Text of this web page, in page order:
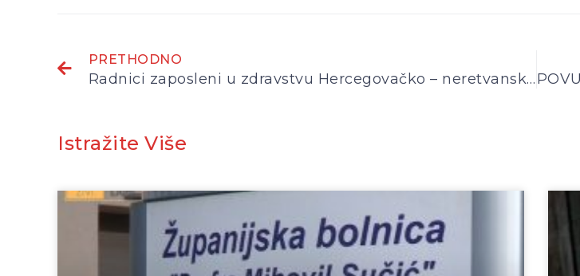
PRETHODNO
Radnici zaposleni u zdravstvu Hercegovačko – neretvanske županije stupaju u generalni štrajk
Istražite Više